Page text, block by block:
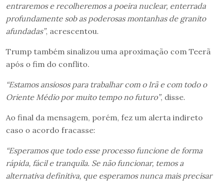
entraremos e recolheremos a poeira nuclear, enterrada
profundamente sob as poderosas montanhas de granito
afundadas”, acrescentou.
Trump também sinalizou uma aproximação com Teerã
após o fim do conflito.
“Estamos ansiosos para trabalhar com o Irã e com todo o
Oriente Médio por muito tempo no futuro”, disse.
Ao final da mensagem, porém, fez um alerta indireto
caso o acordo fracasse:
“Esperamos que todo esse processo funcione de forma
rápida, fácil e tranquila. Se não funcionar, temos a
alternativa definitiva, que esperamos nunca mais precisar